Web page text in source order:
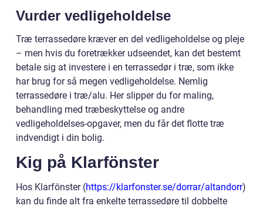
Vurder vedligeholdelse
Træ terrassedøre kræver en del vedligeholdelse og pleje
– men hvis du foretrækker udseendet, kan det bestemt
betale sig at investere i en terrassedør i træ, som ikke
har brug for så megen vedligeholdelse. Nemlig
terrassedøre i træ/alu. Her slipper du for maling,
behandling med træbeskyttelse og andre
vedligeholdelses-opgaver, men du får det flotte træ
indvendigt i din bolig.
Kig på Klarfönster
Hos Klarfönster (https://klarfonster.se/dorrar/altandorr)
kan du finde alt fra enkelte terrassedøre til dobbelte